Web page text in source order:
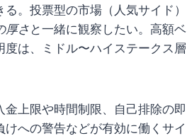
。投票型の市場（人気サイド）
厚さ と一緒に観察したい。高額ベ
は、ミドル〜ハイステークス層
上限や時間制限、自己排除の即
への警告などが有効に働くサイ